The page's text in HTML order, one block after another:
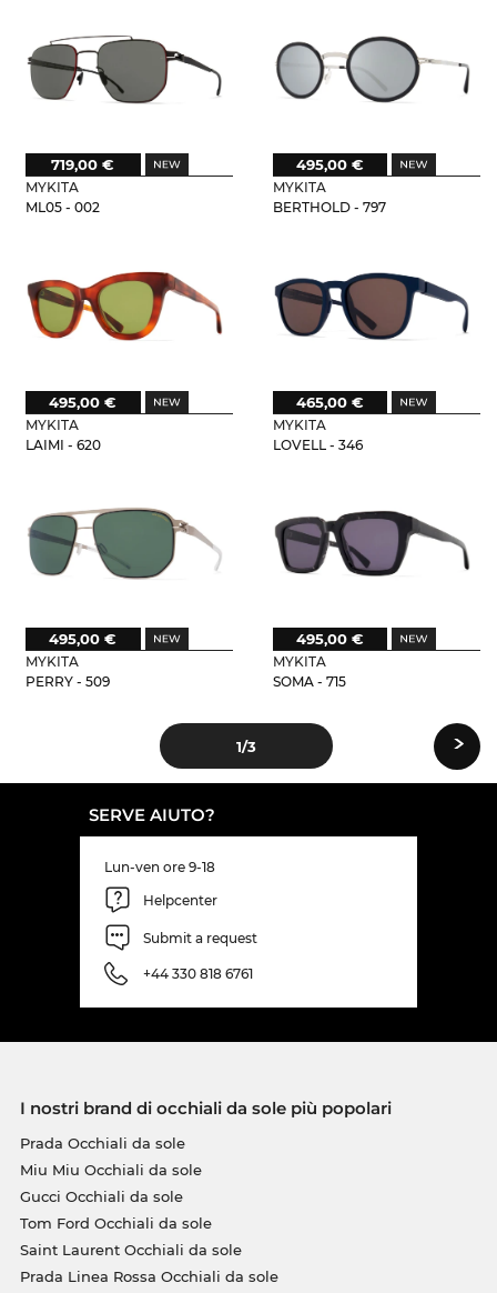
MYKITA
ML05 - 002
719,00 €
MYKITA
BERTHOLD - 797
495,00 €
MYKITA
LAIMI - 620
495,00 €
MYKITA
LOVELL - 346
465,00 €
MYKITA
PERRY - 509
495,00 €
MYKITA
SOMA - 715
495,00 €
1/3 ›
SERVE AIUTO?
Lun-ven ore 9-18
Helpcenter
Submit a request
+44 330 818 6761
I nostri brand di occhiali da sole più popolari
Prada Occhiali da sole
Miu Miu Occhiali da sole
Gucci Occhiali da sole
Tom Ford Occhiali da sole
Saint Laurent Occhiali da sole
Prada Linea Rossa Occhiali da sole